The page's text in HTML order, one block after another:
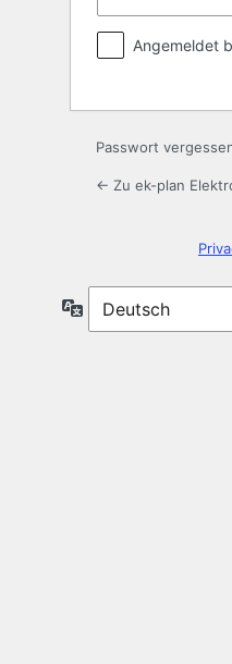
Angemeldet
Passwort
← Zu ek-plan
Sprache